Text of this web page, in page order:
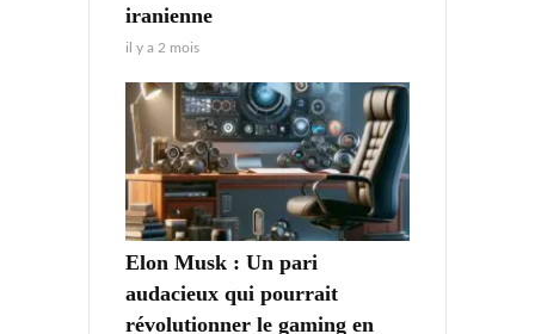
iranienne
il y a 2 mois
Elon Musk : Un pari
audacieux qui pourrait
révolutionner le gaming en